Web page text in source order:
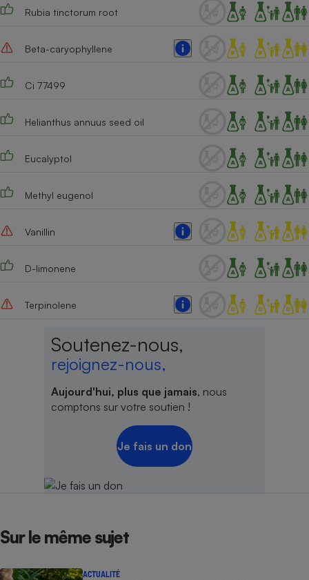
Rubia tinctorum root
Beta-caryophyllene
Ci 77499
Helianthus annuus seed oil
Eucalyptol
Methyl eugenol
Vanillin
D-limonene
Terpinolene
Soutenez-nous,
rejoignez-nous,
Aujourd'hui, plus que jamais, nous
comptons sur votre soutien !
Je fais un don
Sur le même sujet
ACTUALITÉ